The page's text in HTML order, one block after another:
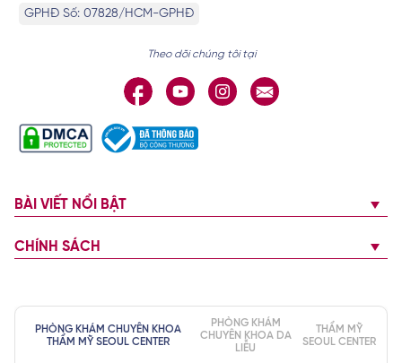
GPHĐ Số: 07828/HCM-GPHĐ
Theo dõi chúng tôi tại
BÀI VIẾT NỔI BẬT
CHÍNH SÁCH
PHÒNG KHÁM CHUYÊN KHOA
THẨM MỸ SEOUL CENTER
PHÒNG KHÁM
CHUYÊN KHOA DA
LIỄU
THẨM MỸ
SEOUL CENTER